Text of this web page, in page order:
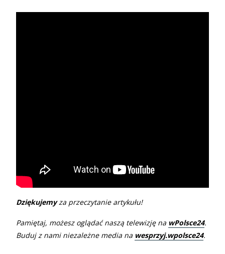
Dziękujemyza przeczytanie artykułu!
Pamiętaj, możesz oglądać naszą telewizję na wPolsce24.
Buduj z nami niezależne media na wesprzyj.wpolsce24.